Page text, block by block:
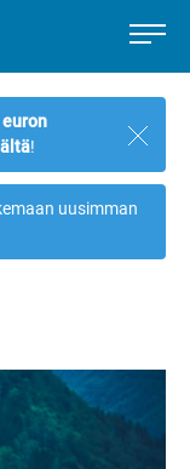
!
Sulje
uusimman